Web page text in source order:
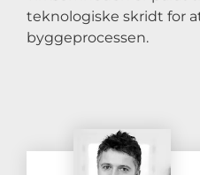
teknologiske skridt for
byggeprocessen.